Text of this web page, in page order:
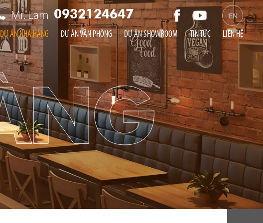
Mr. Lam 0932124647 EN
DỰ ÁN NHÀ HÀNG DỰ ÁN VĂN PHÒNG DỰ ÁN SHOWROOM TIN TỨC LIÊN HỆ